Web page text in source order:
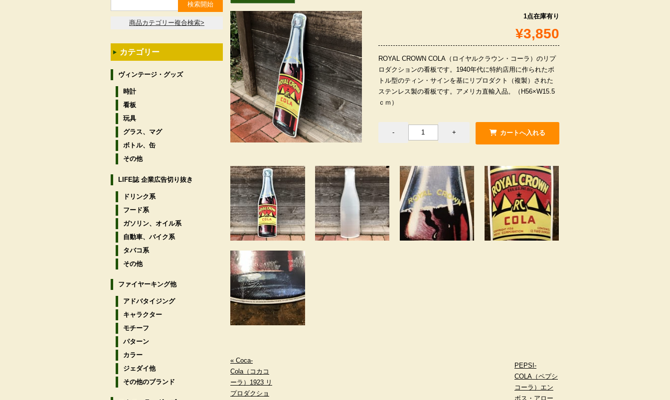
1点在庫有り
¥3,850
ROYAL CROWN COLA（ロイヤルクラウン・コーラ）のリプ
ロダクションの看板です。1940年代に特約店用に作られたボ
トル型のティン・サインを基にリプロダクト（複製）された
ステンレス製の看板です。アメリカ直輸入品。（H56×W15.5
ｃｍ）
« Coca-
Cola（コカコ
ーラ）1923 リ
プロダクショ
PEPSI-
COLA（ペプシ
コーラ）エン
ボス・アロー
商品カテゴリー複合検索>
カテゴリー
ヴィンテージ・グッズ
時計
看板
玩具
グラス、マグ
ボトル、缶
その他
LIFE誌 企業広告切り抜き
ドリンク系
フード系
ガソリン、オイル系
自動車、バイク系
タバコ系
その他
ファイヤーキング他
アドバタイジング
キャラクター
モチーフ
パターン
カラー
ジェダイ他
その他のブランド